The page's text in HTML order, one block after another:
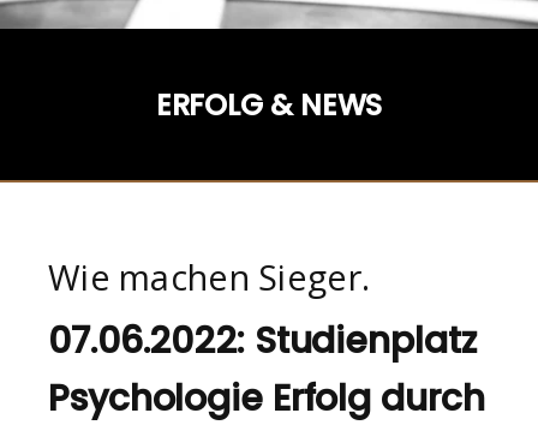
ERFOLG & NEWS
Wie machen Sieger.
07.06.2022: Studienplatz
Psychologie Erfolg durch